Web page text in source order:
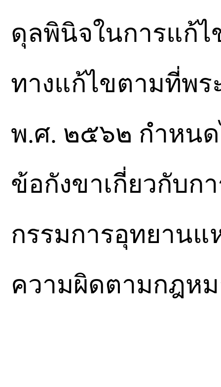
ดุลพินิจในการแก้
ทางแก้ไขตามที่พ
พ.ศ. ๒๕๖๒ กำหน
ข้อกังขาเกี่ยวกับ
กรรมการอุทยานแ
ความผิดตามกฎห